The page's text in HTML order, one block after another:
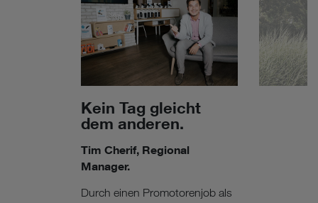
Kein Tag gleicht
dem anderen.
Tim Cherif, Regional
Manager.
Durch einen Promotorenjob als